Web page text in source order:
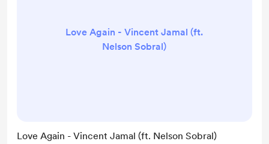
Love Again - Vincent Jamal (ft.
Nelson Sobral)
Love Again - Vincent Jamal (ft. Nelson Sobral)